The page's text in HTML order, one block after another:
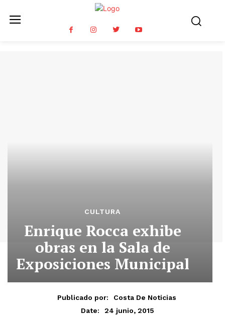
CULTURA
Enrique Rocca exhibe
obras en la Sala de
Exposiciones Municipal
Publicado por:
Costa De Noticias
Date:
24 junio, 2015